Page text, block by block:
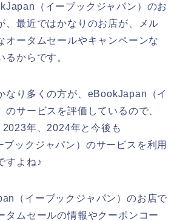
（イーブックジャパン）のお
、最近ではかなりのお店が、メル
オータムセールやキャンペーンな
るからです。
なり多くの方が、eBookJapan（イ
のサービスを評価しているので、
年、2024年と今後も
ックジャパン）のサービスを利用
すよね♪
（イーブックジャパン）のお店で
タムセールの情報やクーポンコー